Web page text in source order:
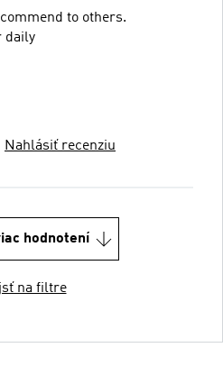
to others.
daily
Nahlásiť recenziu
hodnotení
na filtre